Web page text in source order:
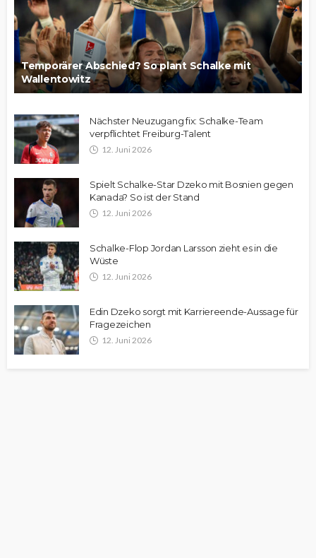
Temporärer Abschied? So plant Schalke mit
Wallentowitz
Nächster Neuzugang fix: Schalke-Team
verpflichtet Freiburg-Talent
12. Juni 2026
Spielt Schalke-Star Dzeko mit Bosnien gegen
Kanada? So ist der Stand
12. Juni 2026
Schalke-Flop Jordan Larsson zieht es in die
Wüste
12. Juni 2026
Edin Dzeko sorgt mit Karriereende-Aussage für
Fragezeichen
12. Juni 2026